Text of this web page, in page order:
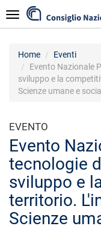
al
contenuto
Navigazione
Home
Eventi
Evento Nazionale
sviluppo e la
Scienze umane e
EVENTO
Evento
tecnologie
sviluppo e
territorio.
Scienze